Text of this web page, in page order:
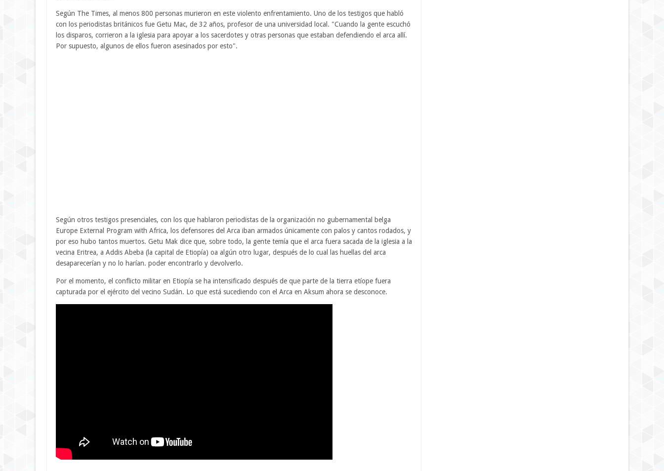
Según The Times, al menos 800 personas murieron en este violento enfrentamiento. Uno de los testigos que habló
con los periodistas británicos fue Getu Mac, de 32 años, profesor de una universidad local. "Cuando la gente escuchó
los disparos, corrieron a la iglesia para apoyar a los sacerdotes y otras personas que estaban defendiendo el arca allí.
Por supuesto, algunos de ellos fueron asesinados por esto".
Según otros testigos presenciales, con los que hablaron periodistas de la organización no gubernamental belga
Europe External Program with Africa, los defensores del Arca iban armados únicamente con palos y cantos rodados, y
por eso hubo tantos muertos. Getu Mak dice que, sobre todo, la gente temía que el arca fuera sacada de la iglesia a la
vecina Eritrea, a Addis Abeba (la capital de Etiopía) oa algún otro lugar, después de lo cual las huellas del arca
desaparecerían y no lo harían. poder encontrarlo y devolverlo.
Por el momento, el conflicto militar en Etiopía se ha intensificado después de que parte de la tierra etíope fuera
capturada por el ejército del vecino Sudán. Lo que está sucediendo con el Arca en Aksum ahora se desconoce.